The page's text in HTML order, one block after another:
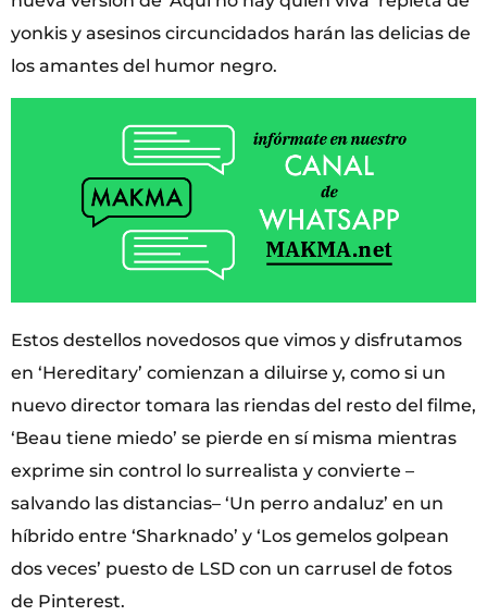
yonkis y asesinos circuncidados harán las delicias de
los amantes del humor negro.
Estos destellos novedosos que vimos y disfrutamos
en ‘Hereditary’ comienzan a diluirse y, como si un
nuevo director tomara las riendas del resto del filme,
‘Beau tiene miedo’ se pierde en sí misma mientras
exprime sin control lo surrealista y convierte –
salvando las distancias– ‘Un perro andaluz’ en un
híbrido entre ‘Sharknado’ y ‘Los gemelos golpean
dos veces’ puesto de LSD con un carrusel de fotos
de Pinterest.